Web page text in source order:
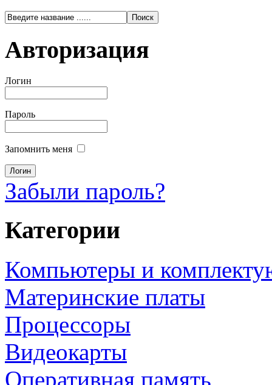
Авторизация
Логин
Пароль
Запомнить меня
Забыли пароль?
Категории
Компьютеры и
Материнские платы
Процессоры
Видеокарты
Оперативная память